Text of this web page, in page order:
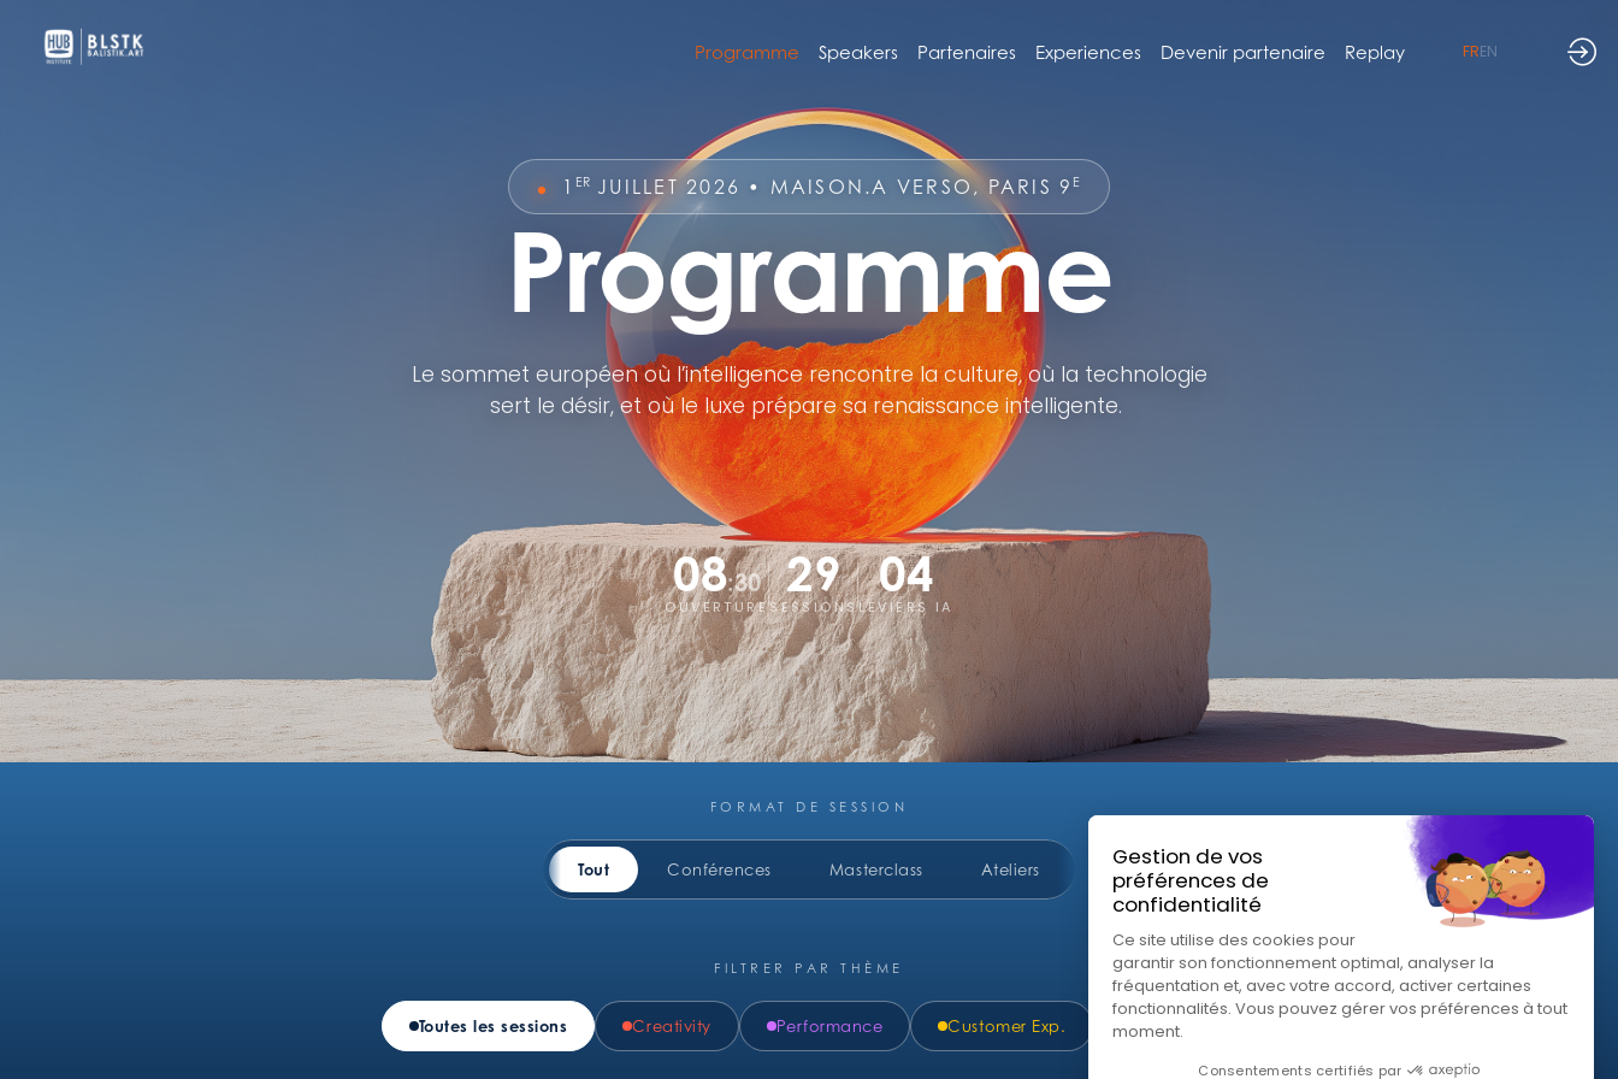
Programme Speakers Partenaires Experiences Devenir partenaire Replay FREN
1 ERJUILLET 2026 • MAISON.A VERSO, PARIS 9 E
Programme
Le sommet européen où l’intelligence rencontre la culture, où la technologie
sert le désir, et où le luxe prépare sa renaissance intelligente.
08:30
OUVERTURE
29
SESSIONS
04
LEVIERS IA
FORMAT DE SESSION
Tout Conférences Masterclass Ateliers
FILTRER PAR THÈME
Toutes les sessions Creativity Performance Customer Exp. Efficiency